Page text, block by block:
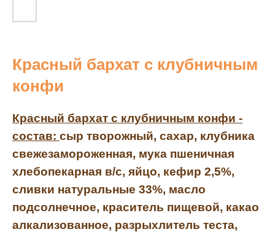
Красный бархат с клубничным
конфи
Красный бархат с клубничным конфи -
состав: сыр творожный, сахар, клубника
свежезамороженная, мука пшеничная
хлебопекарная в/с, яйцо, кефир 2,5%,
сливки натуральные 33%, масло
подсолнечное, краситель пищевой, какао
алкализованное, разрыхлитель теста,